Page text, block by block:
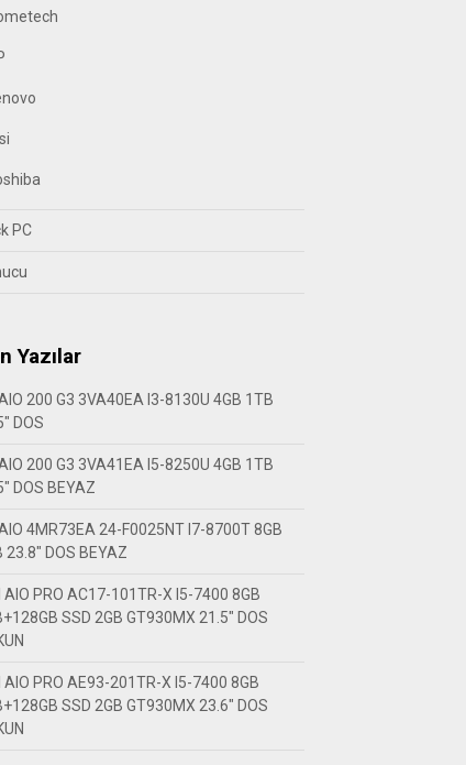
PC
Yazılar
200 G3 3VA40EA I3-8130U 4GB 1TB
DOS
200 G3 3VA41EA I5-8250U 4GB 1TB
DOS BEYAZ
4MR73EA 24-F0025NT I7-8700T 8GB
23.8″ DOS BEYAZ
AIO PRO AC17-101TR-X I5-7400 8GB
SSD 2GB GT930MX 21.5″ DOS
AIO PRO AE93-201TR-X I5-7400 8GB
SSD 2GB GT930MX 23.6″ DOS